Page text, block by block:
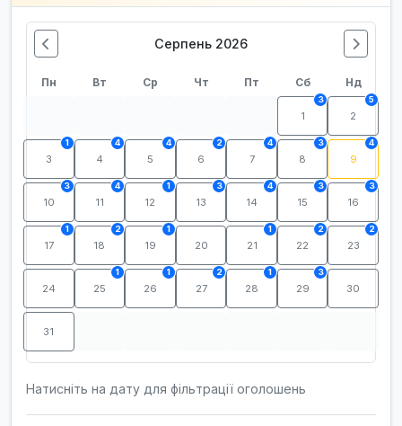
Серпень 2026
Пн Вт Ср Чт Пт Сб Нд
1
3
2
5
3
1
4
4
5
4
6
2
7
4
8
3
9
4
10
3
11
4
12
1
13
3
14
4
15
3
16
3
17
1
18
2
19
1
20 21
1
22
2
23
2
24 25
1
26
1
27
2
28
1
29
3
30
31
Натисніть на дату для фільтрації оголошень